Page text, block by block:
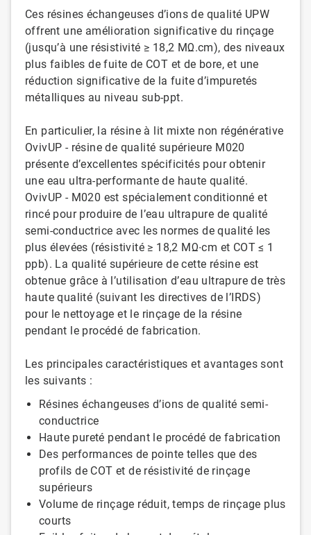
Ces résines échangeuses d’ions de qualité UPW
offrent une amélioration significative du rinçage
(jusqu’à une résistivité ≥ 18,2 MΩ.cm), des niveaux
plus faibles de fuite de COT et de bore, et une
réduction significative de la fuite d’impuretés
métalliques au niveau sub-ppt.
En particulier, la résine à lit mixte non régénérative
OvivUP - résine de qualité supérieure M020
présente d’excellentes spécificités pour obtenir
une eau ultra-performante de haute qualité.
OvivUP - M020 est spécialement conditionné et
rincé pour produire de l’eau ultrapure de qualité
semi-conductrice avec les normes de qualité les
plus élevées (résistivité ≥ 18,2 MΩ∙cm et COT ≤ 1
ppb). La qualité supérieure de cette résine est
obtenue grâce à l’utilisation d’eau ultrapure de très
haute qualité (suivant les directives de l’IRDS)
pour le nettoyage et le rinçage de la résine
pendant le procédé de fabrication.
Les principales caractéristiques et avantages sont
les suivants :
Résines échangeuses d’ions de qualité semi-
conductrice
Haute pureté pendant le procédé de fabrication
Des performances de pointe telles que des
profils de COT et de résistivité de rinçage
supérieurs
Volume de rinçage réduit, temps de rinçage plus
courts